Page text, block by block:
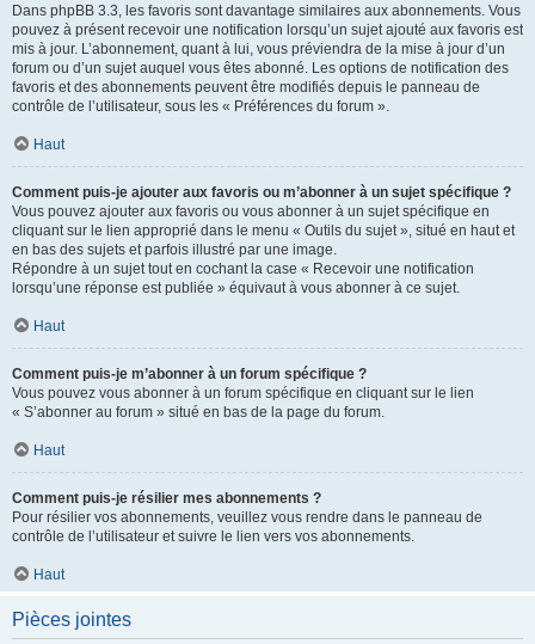
Dans phpBB 3.3, les favoris sont davantage similaires aux abonnements. Vous
pouvez à présent recevoir une notification lorsqu’un sujet ajouté aux favoris est
mis à jour. L’abonnement, quant à lui, vous préviendra de la mise à jour d’un
forum ou d’un sujet auquel vous êtes abonné. Les options de notification des
favoris et des abonnements peuvent être modifiés depuis le panneau de
contrôle de l’utilisateur, sous les « Préférences du forum ».
Haut
Comment puis-je ajouter aux favoris ou m’abonner à un sujet spécifique ?
Vous pouvez ajouter aux favoris ou vous abonner à un sujet spécifique en
cliquant sur le lien approprié dans le menu « Outils du sujet », situé en haut et
en bas des sujets et parfois illustré par une image.
Répondre à un sujet tout en cochant la case « Recevoir une notification
lorsqu’une réponse est publiée » équivaut à vous abonner à ce sujet.
Haut
Comment puis-je m’abonner à un forum spécifique ?
Vous pouvez vous abonner à un forum spécifique en cliquant sur le lien
« S’abonner au forum » situé en bas de la page du forum.
Haut
Comment puis-je résilier mes abonnements ?
Pour résilier vos abonnements, veuillez vous rendre dans le panneau de
contrôle de l’utilisateur et suivre le lien vers vos abonnements.
Haut
Pièces jointes